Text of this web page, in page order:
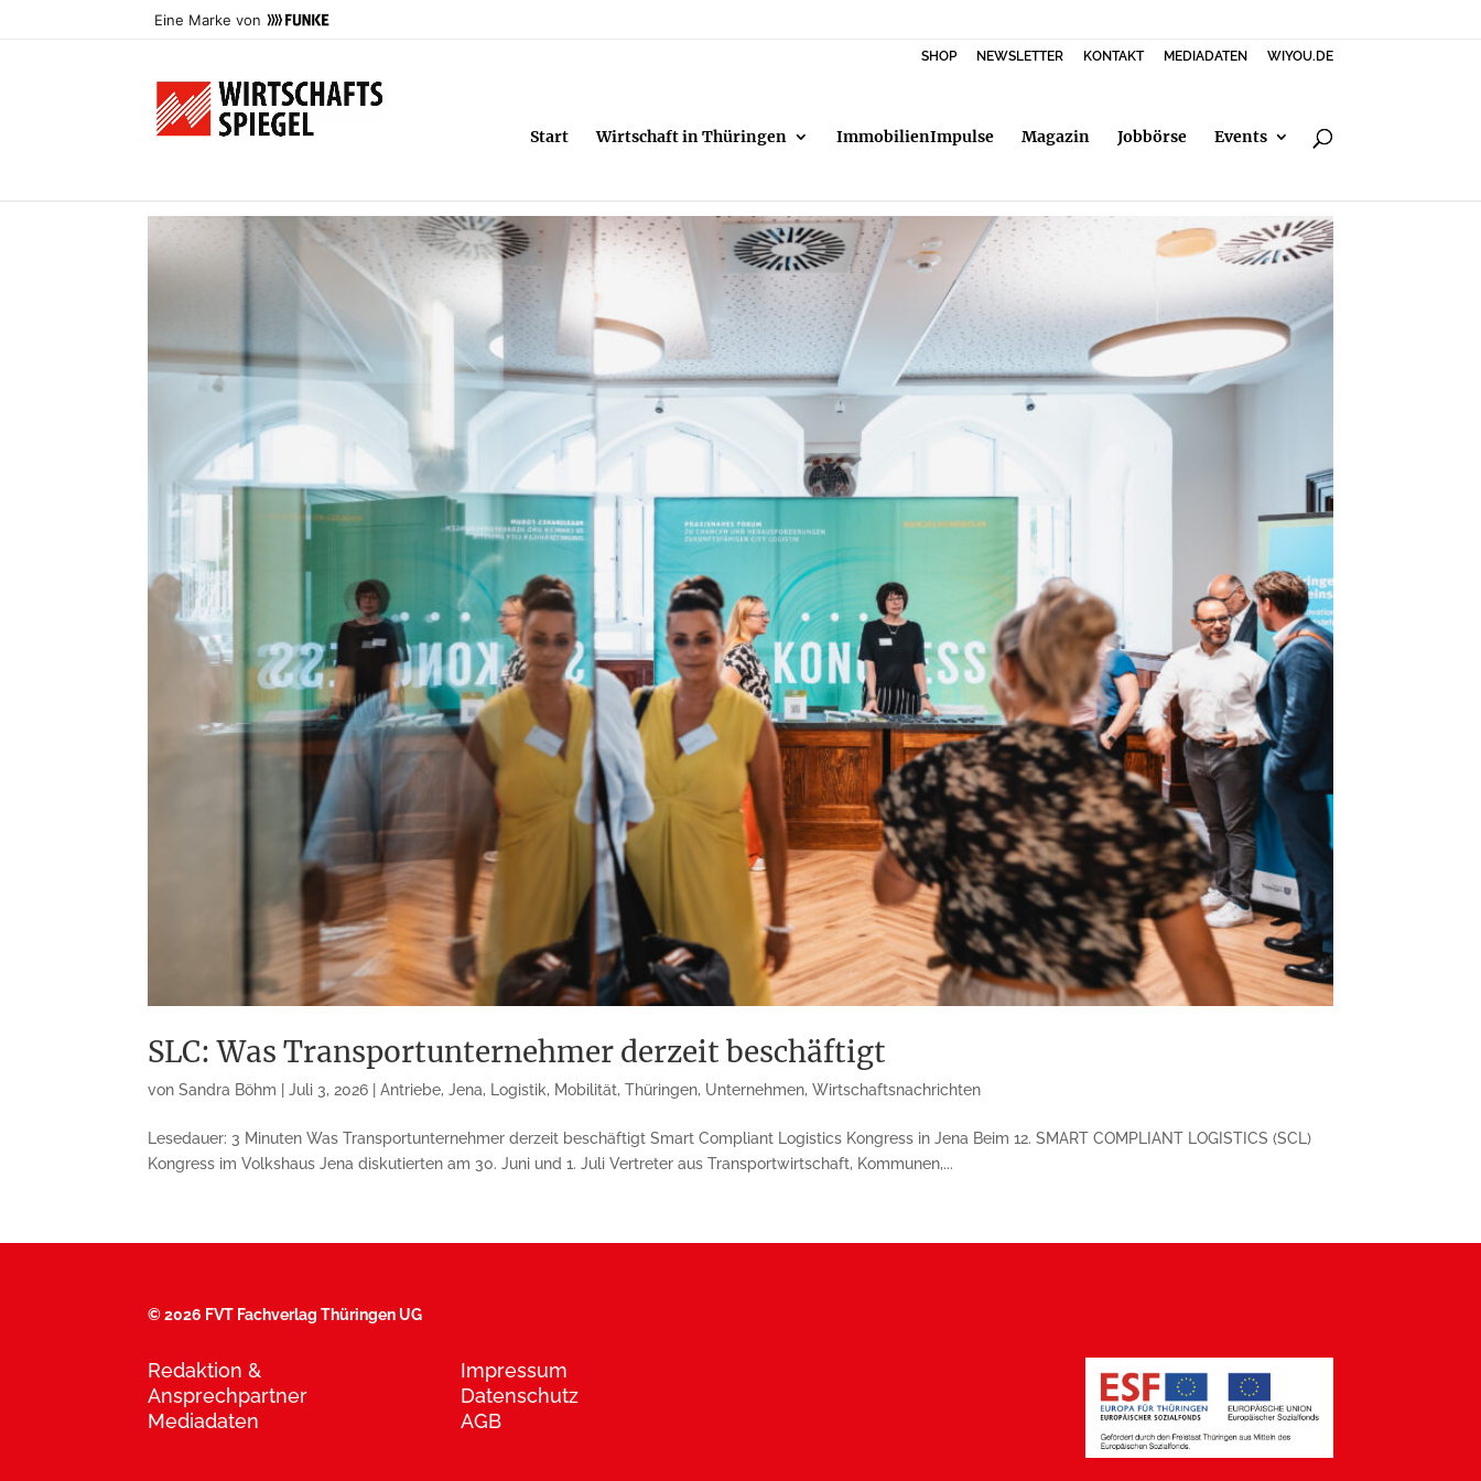
Eine Marke von
SHOP NEWSLETTER KONTAKT MEDIADATEN WIYOU.DE
Start Wirtschaft in Thüringen ImmobilienImpulse Magazin Jobbörse Events
SLC: Was Transportunternehmer derzeit beschäftigt
vonSandra Böhm |Juli 3, 2026 |Antriebe,Jena, Logistik, Mobilität,Thüringen, Unternehmen,Wirtschaftsnachrichten
Lesedauer: 3 Minuten Was Transportunternehmer derzeit beschäftigt Smart Compliant Logistics Kongress in Jena Beim 12. SMART COMPLIANT LOGISTICS (SCL)
Kongress im Volkshaus Jena diskutierten am 30. Juni und 1. Juli Vertreter aus Transportwirtschaft, Kommunen,...
©2026 FVT Fachverlag Thüringen UG
Redaktion &
Ansprechpartner
Mediadaten
Impressum
Datenschutz
AGB